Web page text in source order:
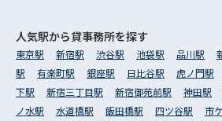
人気駅から貸事務所を探す
東京駅 新宿駅 渋谷駅 池袋駅 品川駅
駅
有楽町駅 銀座駅 日比谷駅 虎ノ門駅
下駅
新宿三丁目駅 新宿御苑前駅 神田駅
ノ水駅
水道橋駅 飯田橋駅 四ツ谷駅 市